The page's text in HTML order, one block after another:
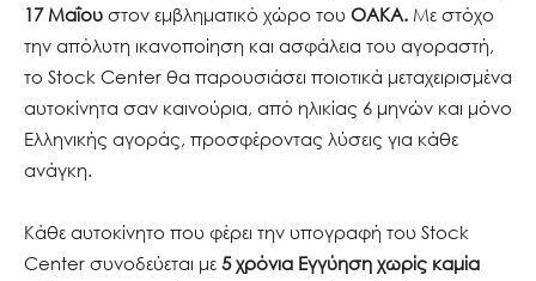
17 Μαΐου στον εμβληματικό χώρο του ΟΑΚΑ. Με στόχο
την απόλυτη ικανοποίηση και ασφάλεια του αγοραστή,
το Stock Center θα παρουσιάσει ποιοτικά μεταχειρισμένα
αυτοκίνητα σαν καινούρια, από ηλικίας 6 μηνών και μόνο
Ελληνικής αγοράς, προσφέροντας λύσεις για κάθε
ανάγκη.
Κάθε αυτοκίνητο που φέρει την υπογραφή του Stock
Center συνοδεύεται με 5 χρόνια Εγγύηση χωρίς καμία